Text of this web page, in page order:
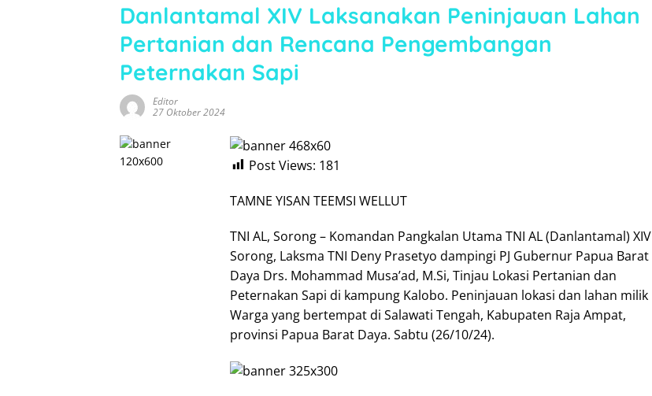
Danlantamal XIV Laksanakan Peninjauan Lahan
Pertanian dan Rencana Pengembangan
Peternakan Sapi
Editor
27 Oktober 2024
Post Views: 181
TAMNE YISAN TEEMSI WELLUT
TNI AL, Sorong – Komandan Pangkalan Utama TNI AL (Danlantamal) XIV
Sorong, Laksma TNI Deny Prasetyo dampingi PJ Gubernur Papua Barat
Daya Drs. Mohammad Musa’ad, M.Si, Tinjau Lokasi Pertanian dan
Peternakan Sapi di kampung Kalobo. Peninjauan lokasi dan lahan milik
Warga yang bertempat di Salawati Tengah, Kabupaten Raja Ampat,
provinsi Papua Barat Daya. Sabtu (26/10/24).